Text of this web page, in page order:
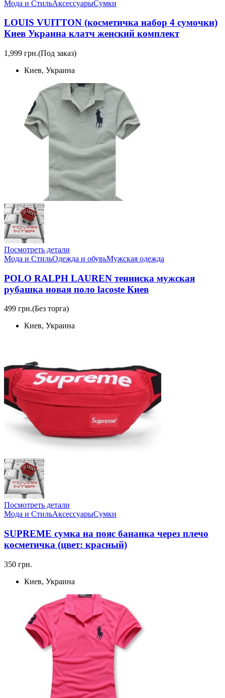
Мода и СтильАксессуарыСумки
LOUIS VUITTON (косметичка набор 4 сумочки)
Киев Украина клатч женский комплект
1,999 грн.(Под заказ)
Киев, Украина
Посмотреть детали
Мода и СтильОдежда и обувьМужская одежда
POLO RALPH LAUREN тенниска мужская
рубашка новая поло lacoste Киев
499 грн.(Без торга)
Киев, Украина
Посмотреть детали
Мода и СтильАксессуарыСумки
SUPREME сумка на пояс бананка через плечо
косметичка (цвет: красный)
350 грн.
Киев, Украина